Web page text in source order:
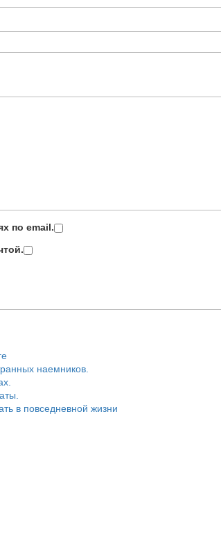
по email.
наемников.
в повседневной жизни